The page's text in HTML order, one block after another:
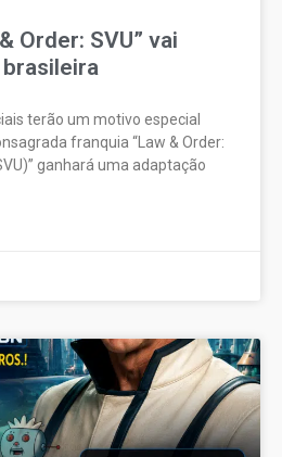
Order: SVU” vai
terão um motivo especial
franquia “Law & Order:
ganhará uma adaptação